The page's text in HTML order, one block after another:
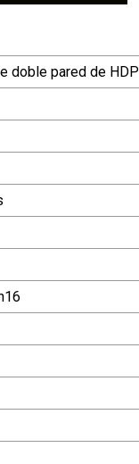
doble pared de